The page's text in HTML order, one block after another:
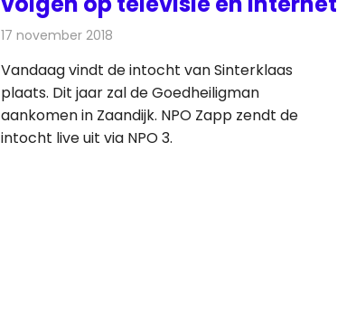
17 november 2018
Vandaag vindt de intocht van Sinterklaas
plaats. Dit jaar zal de Goedheiligman
aankomen in Zaandijk. NPO Zapp zendt de
intocht live uit via NPO 3.